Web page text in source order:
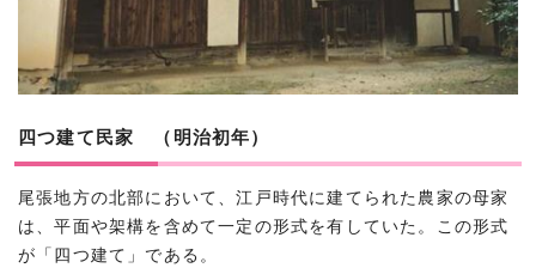
四つ建て民家 （明治初年）
尾張地方の北部において、江戸時代に建てられた農家の母家
は、平面や架構を含めて一定の形式を有していた。この形式
が「四つ建て」である。